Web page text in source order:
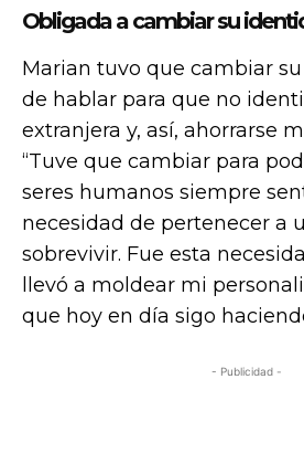
Obligada a cambiar su
Marian tuvo que cambiar
de hablar para que no
extranjera y, así, ahorrarse
“Tuve que cambiar para
seres humanos siempre
necesidad de pertenecer a
sobrevivir. Fue esta
llevó a moldear mi
que hoy en día sigo
- Publicidad -